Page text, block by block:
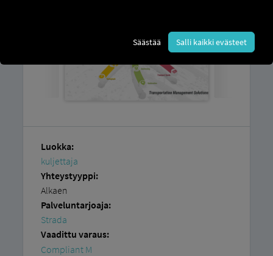
Luokka:
kuljettaja
Yhteystyyppi:
Alkaen
Palveluntarjoaja:
Strada
Vaadittu varaus:
Compliant M
Säästää Salli kaikki evästeet